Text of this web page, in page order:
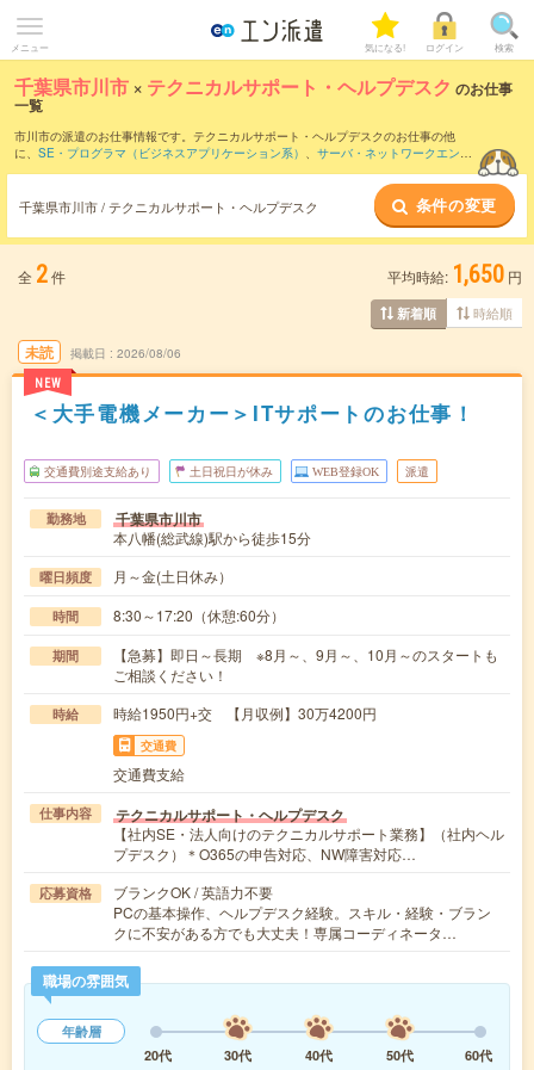
メニュー 気になる! ログイン 検索
千葉県市川市 × テクニカルサポート・ヘルプデスク のお仕事
一覧
市川市の派遣のお仕事情報です。テクニカルサポート・ヘルプデスクのお仕事の他
に、 SE・プログラマ（ビジネスアプリケーション系） 、 サーバ・ネットワークエンジ
などのこだわり条件で絞り込んでいただけます。職種辞典：テクニカルサポ
ート・ヘルプデスクのお仕事とは？とは？
千葉県市川市 / テクニカルサポート・ヘルプデスク 条件の変更
全 2件 平均時給: 1,650 円
新着順 時給順
未読
NEW
掲載日 2026/08/06
＜大手電機メーカー＞ITサポートのお仕事！
交通費別途支給あり 土日祝日が休み WEB登録OK 派遣
勤務地 千葉県市川市
本八幡(総武線)駅から徒歩15分
曜日頻度 月～金(土日休み）
時間 8:30～17:20（休憩:60分）
期間
【急募】即日～長期 ※8月～、9月～、10月～のスタートも
ご相談ください！
時給 時給1950円+交 【月収例】30万4200円
交通費
交通費支給
仕事内容 テクニカルサポート・ヘルプデスク
【社内SE・法人向けのテクニカルサポート業務】（社内ヘル
プデスク）＊O365の申告対応、NW障害対応…
応募資格
ブランクOK / 英語力不要
PCの基本操作、ヘルプデスク経験。スキル・経験・ブラン
クに不安がある方でも大丈夫！専属コーディネータ…
職場の雰囲気
年齢層
20代
30代 40代 50代
60代